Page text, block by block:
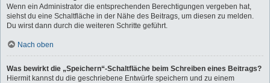
Wenn ein Administrator die entsprechenden Berechtigungen vergeben hat,
siehst du eine Schaltfläche in der Nähe des Beitrags, um diesen zu melden.
Du wirst dann durch die weiteren Schritte geführt.
Nach oben
Was bewirkt die „Speichern“-Schaltfläche beim Schreiben eines Beitrags?
Hiermit kannst du die geschriebene Entwürfe speichern und zu einem